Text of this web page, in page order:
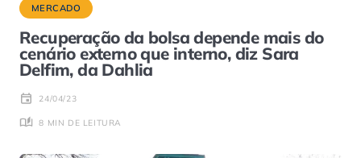
MERCADO
Recuperação da bolsa depende mais do
cenário externo que interno, diz Sara
Delfim, da Dahlia
24/04/23
8 MIN DE LEITURA